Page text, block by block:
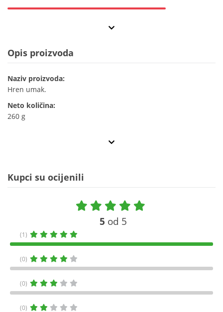
Opis proizvoda
Naziv proizvoda:
Hren umak.
Neto količina:
260 g
Kupci su ocijenili
5 od 5
(1)
(0)
(0)
(0)